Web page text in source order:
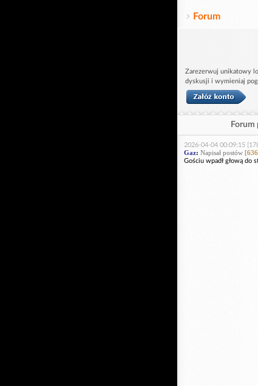
Forum
Zarezerwuj unikatowy
dyskusji i wymieniaj
2026-04-04 00:09:15
Gaz: Napisał postów [
Gościu wpadł głową do